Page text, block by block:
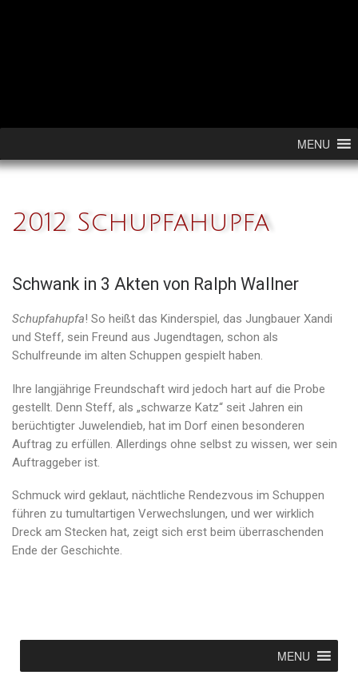
MENU
2012 Schupfahupfa
Schwank in 3 Akten von Ralph Wallner
Schupfahupfa! So heißt das Kinderspiel, das Jungbauer Xandi
und Steff, sein Freund aus Jugendtagen, schon als
Schulfreunde im alten Schuppen gespielt haben.
Ihre langjährige Freundschaft wird jedoch hart auf die Probe
gestellt. Denn Steff, als „schwarze Katz“ seit Jahren ein
berüchtigter Juwelendieb, hat im Dorf einen besonderen
Auftrag zu erfüllen. Allerdings ohne selbst zu wissen, wer sein
Auftraggeber ist.
Schmuck wird geklaut, nächtliche Rendezvous im Schuppen
führen zu tumultartigen Verwechslungen, und wer wirklich
Dreck am Stecken hat, zeigt sich erst beim überraschenden
Ende der Geschichte.
MENU